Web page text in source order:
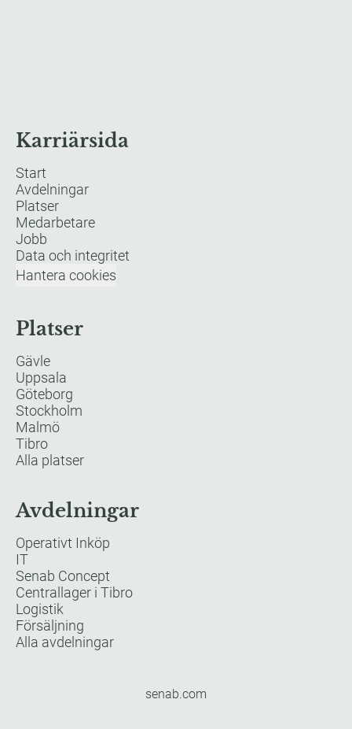
Karriärsida
Start
Avdelningar
Platser
Medarbetare
Jobb
Data och integritet
Hantera cookies
Platser
Gävle
Uppsala
Göteborg
Stockholm
Malmö
Tibro
Alla platser
Avdelningar
Operativt Inköp
IT
Senab Concept
Centrallager i Tibro
Logistik
Försäljning
Alla avdelningar
senab.com